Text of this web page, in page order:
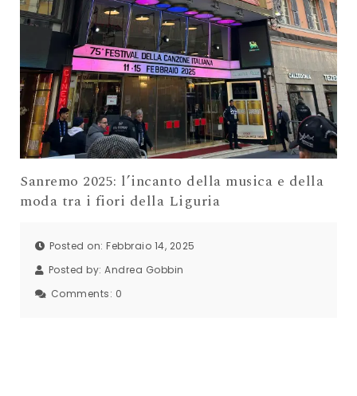
Sanremo 2025: l’incanto della musica e della
moda tra i fiori della Liguria
Posted on: Febbraio 14, 2025
Posted by: Andrea Gobbin
Comments: 0